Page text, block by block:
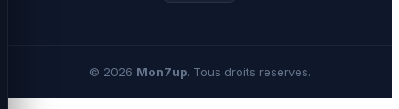
© 2026 Mon7up. Tous droits reserves.